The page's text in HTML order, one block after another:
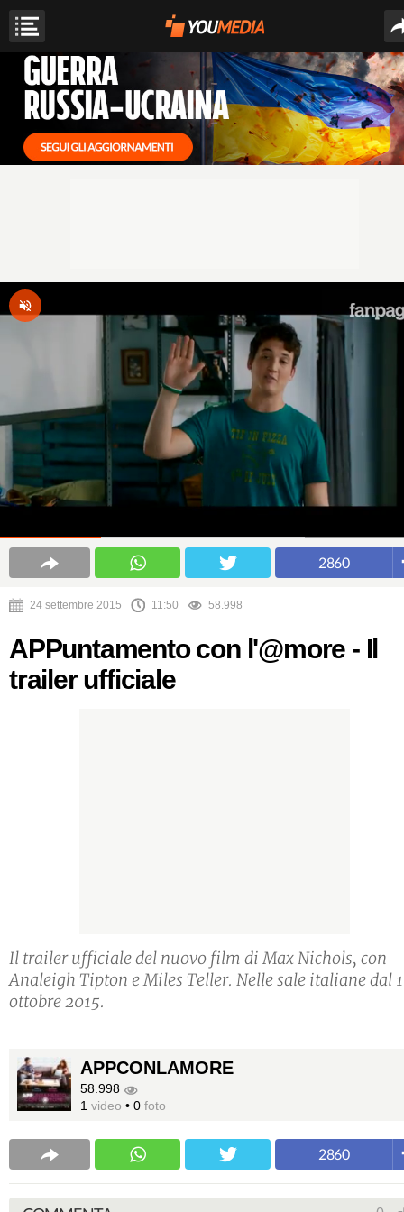
2860
24 settembre 2015 11:50 58.998
APPuntamento con l'@more - Il
trailer ufficiale
Il trailer ufficiale del nuovo film di Max Nichols, con
Analeigh Tipton e Miles Teller. Nelle sale italiane dal 1
ottobre 2015.
APPCONLAMORE
58.998
1 video • 0 foto
2860